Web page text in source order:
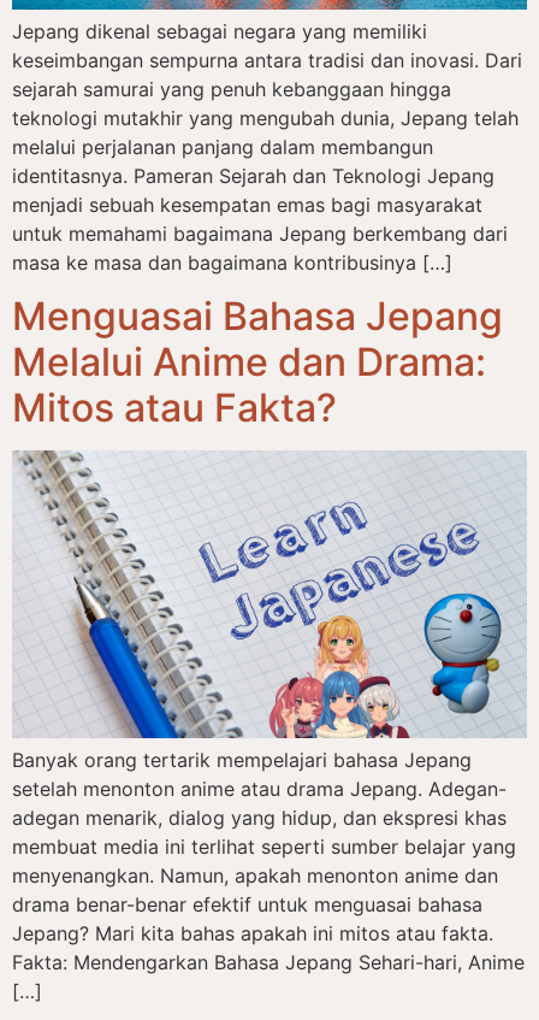
Jepang dikenal sebagai negara yang memiliki
keseimbangan sempurna antara tradisi dan inovasi. Dari
sejarah samurai yang penuh kebanggaan hingga
teknologi mutakhir yang mengubah dunia, Jepang telah
melalui perjalanan panjang dalam membangun
identitasnya. Pameran Sejarah dan Teknologi Jepang
menjadi sebuah kesempatan emas bagi masyarakat
untuk memahami bagaimana Jepang berkembang dari
masa ke masa dan bagaimana kontribusinya […]
Menguasai Bahasa Jepang
Melalui Anime dan Drama:
Mitos atau Fakta?
Banyak orang tertarik mempelajari bahasa Jepang
setelah menonton anime atau drama Jepang. Adegan-
adegan menarik, dialog yang hidup, dan ekspresi khas
membuat media ini terlihat seperti sumber belajar yang
menyenangkan. Namun, apakah menonton anime dan
drama benar-benar efektif untuk menguasai bahasa
Jepang? Mari kita bahas apakah ini mitos atau fakta.
Fakta: Mendengarkan Bahasa Jepang Sehari-hari, Anime
[…]